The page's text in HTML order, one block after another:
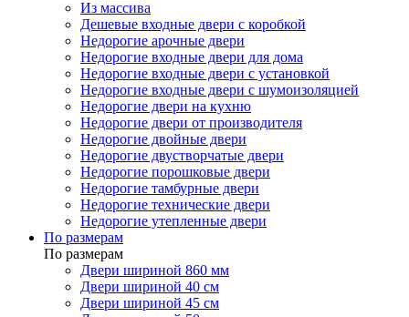
Из массива
Дешевые входные двери с коробкой
Недорогие арочные двери
Недорогие входные двери для дома
Недорогие входные двери с установкой
Недорогие входные двери с шумоизоляцией
Недорогие двери на кухню
Недорогие двери от производителя
Недорогие двойные двери
Недорогие двустворчатые двери
Недорогие порошковые двери
Недорогие тамбурные двери
Недорогие технические двери
Недорогие утепленные двери
По размерам
По размерам
Двери шириной 860 мм
Двери шириной 40 см
Двери шириной 45 см